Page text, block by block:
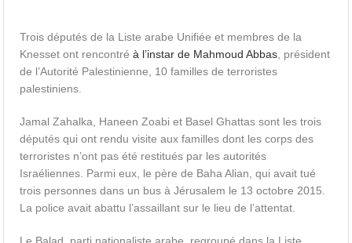
Trois députés de la Liste arabe Unifiée et membres de la
Knesset ont rencontréà l’instar de Mahmoud Abbas , président
de l’Autorité Palestinienne, 10 familles de terroristes
palestiniens.
Jamal Zahalka, Haneen Zoabi et Basel Ghattas sont les trois
députés qui ont rendu visite aux familles dont les corps des
terroristes n’ont pas été restitués par les autorités
Israéliennes. Parmi eux, le père de Baha Alian, qui avait tué
trois personnes dans un bus à Jérusalem le 13 octobre 2015.
La police avait abattu l’assaillant sur le lieu de l’attentat.